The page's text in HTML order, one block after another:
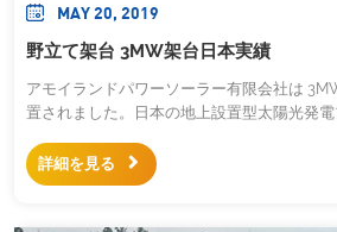
MAY 20, 2019
野立て架台 3MW架台日本実績
アモイランドパワーソーラー有限会社は
置されました。日本の地上設置型太陽光発
テムを使用して完成し、地面への接続が簡単
ェクトのコストを大幅に節約できます。
詳細を見る